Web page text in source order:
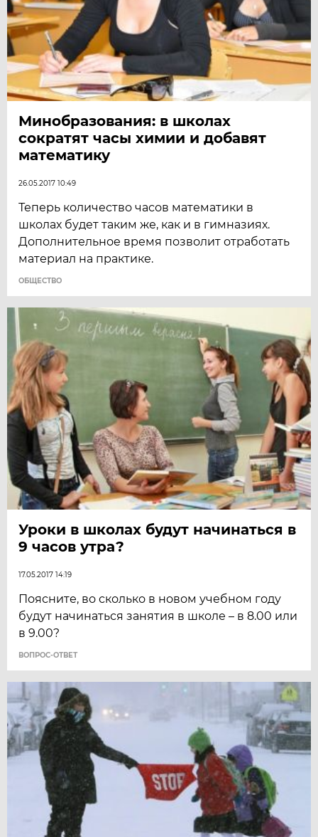
Минобразования: в школах
сократят часы химии и добавят
математику
26.05.2017 10:49
Теперь количество часов математики в
школах будет таким же, как и в гимназиях.
Дополнительное время позволит отработать
материал на практике.
ОБЩЕСТВО
Уроки в школах будут начинаться в
9 часов утра?
17.05.2017 14:19
Поясните, во сколько в новом учебном году
будут начинаться занятия в школе – в 8.00 или
в 9.00?
ВОПРОС-ОТВЕТ